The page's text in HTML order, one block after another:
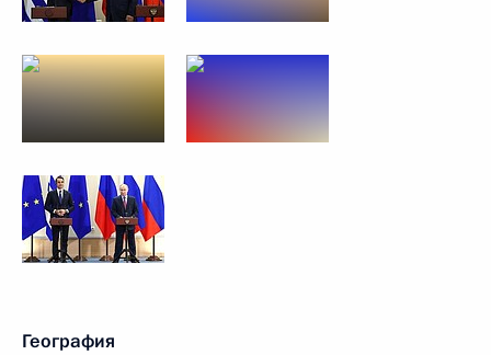
География